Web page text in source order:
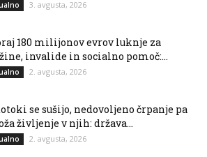
3. avgusta, 2026
180 milijonov evrov luknje za
invalide in socialno pomoč:...
2. avgusta, 2026
se sušijo, nedovoljeno črpanje pa
življenje v njih: država...
2. avgusta, 2026